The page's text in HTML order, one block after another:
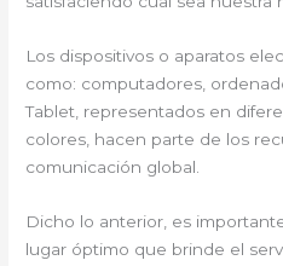
Los dispositivos o aparatos
como: computadores,
Tablet, representados en
colores, hacen parte de los
comunicación global.
Dicho lo anterior, es
lugar óptimo que brinde el